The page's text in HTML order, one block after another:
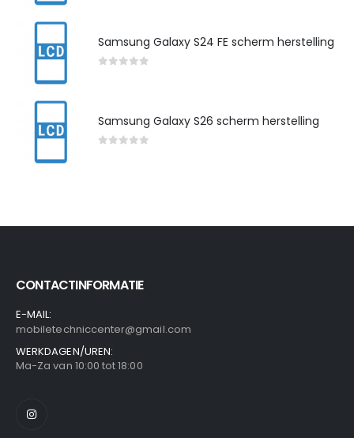
Samsung Galaxy S24 FE scherm herstelling
Samsung Galaxy S26 scherm herstelling
CONTACTINFORMATIE
E-MAIL:
mobiletechniccenter@gmail.com
WERKDAGEN/UREN:
Ma-Za van 10:00 tot 18:00